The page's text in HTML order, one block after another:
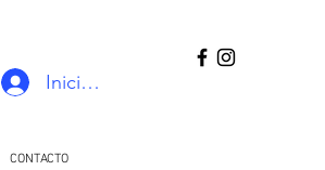
Iniciar sesión
CONTACTO